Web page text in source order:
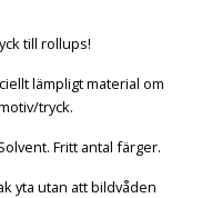
till rollups!
lämpligt material om
tryck.
Fritt antal färger.
yta utan att bildvåden